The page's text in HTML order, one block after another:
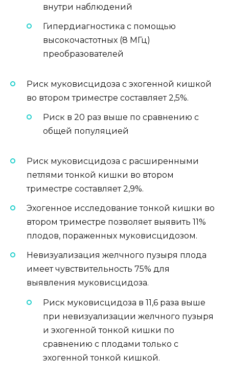
внутри наблюдений
Гипердиагностика с помощью
высокочастотных (8 МГц)
преобразователей
Риск муковисцидоза с эхогенной кишкой
во втором триместре составляет 2,5%.
Риск в 20 раз выше по сравнению с
общей популяцией
Риск муковисцидоза с расширенными
петлями тонкой кишки во втором
триместре составляет 2,9%.
Эхогенное исследование тонкой кишки во
втором триместре позволяет выявить 11%
плодов, пораженных муковисцидозом.
Невизуализация желчного пузыря плода
имеет чувствительность 75% для
выявления муковисцидоза.
Риск муковисцидоза в 11,6 раза выше
при невизуализации желчного пузыря
и эхогенной тонкой кишки по
сравнению с плодами только с
эхогенной тонкой кишкой.